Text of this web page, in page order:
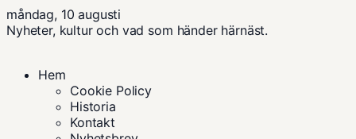
måndag, 10 augusti
Nyheter, kultur och vad som händer härnäst.
Hem
Cookie Policy
Historia
Kontakt